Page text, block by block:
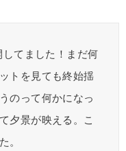
てました！まだ何
トを見ても終始揺
のって何かになっ
夕景が映える。こ
。